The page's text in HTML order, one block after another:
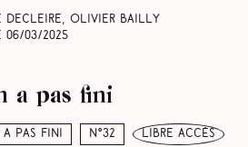
Decleire, Olivier Bailly
06/03/2025
a pas fini N°32 libre accès
a pas fini